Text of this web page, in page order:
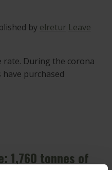
by elretur Leave
rate. During the corona
purchased
1,760 tonnes of